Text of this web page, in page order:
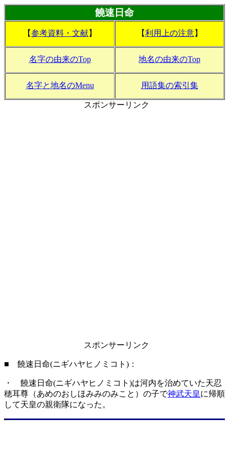
饒速日命
【参考資料・文献】 【利用上の注意】
名字の由来のTop 地名の由来のTop
名字と地名のMenu 用語集の索引集
スポンサーリンク
スポンサーリンク
■ 饒速日命(ニギハヤヒノミコト)：
・ 饒速日命(ニギハヤヒノミコト)は河内を治めていた天忍
穂耳尊（あめのおしほみみのみこと）の子で神武天皇に帰順
して天皇の親衛隊になった。